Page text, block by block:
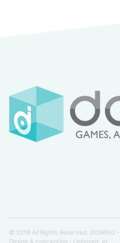
© 2019 All Rights Reserved, DOWiNO -
Design & conception : Unboxed. et